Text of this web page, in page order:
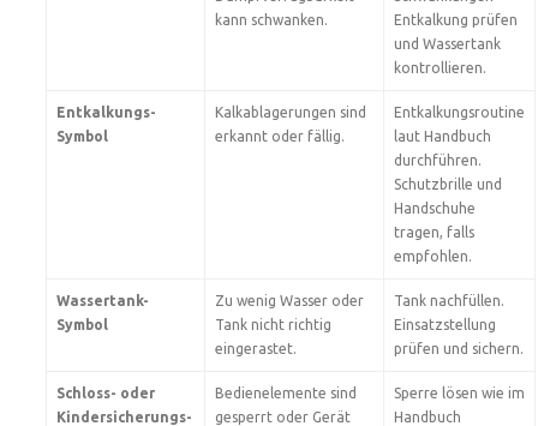
kann schwanken.
Entkalkung prüfen
und Wassertank
kontrollieren.
Entkalkungs-
Symbol
Kalkablagerungen sind
erkannt oder fällig.
Entkalkungsroutine
laut Handbuch
durchführen.
Schutzbrille und
Handschuhe
tragen, falls
empfohlen.
Wassertank-
Symbol
Zu wenig Wasser oder
Tank nicht richtig
eingerastet.
Tank nachfüllen.
Einsatzstellung
prüfen und sichern.
Schloss- oder
Kindersicherungs-
Bedienelemente sind
gesperrt oder Gerät
Sperre lösen wie im
Handbuch